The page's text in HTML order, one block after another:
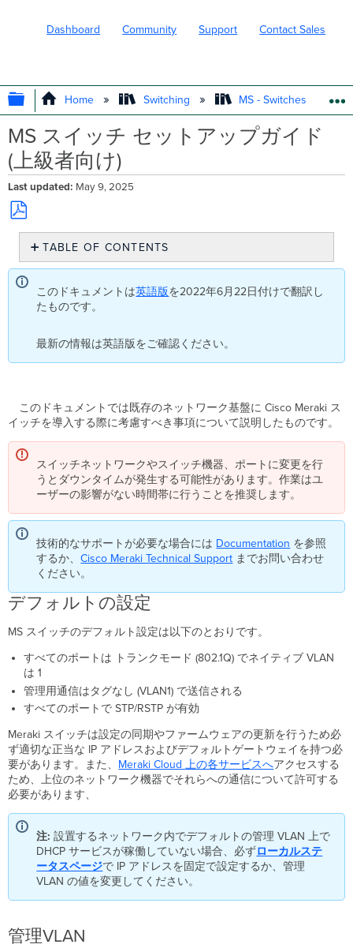
Dashboard Community Support Contact Sales
EXPAND/COLLAPSE GLOBAL
Home Switching MS - Switches
MS スイッチ セットアップガイド
(上級者向け)
Last updated May 9, 2025
Save
PDF
TABLE OF CONTENTS
デ
ォ
ル
の
理
VLAN
Meraki
ダ
ッ
シ
ュ
ボ
ド
設
定
ス
ッ
単
位
ァ
ー
ム
ウ
ェ
ア
ア
ッ
プ
グ
ー
の
このドキュメントは英語版を2022年6月22日付けで翻訳し
たものです。
最新の情報は英語版をご確認ください。
このドキュメントでは既存のネットワーク基盤に Cisco Meraki ス
イッチを導入する際に考慮すべき事項について説明したものです。
スイッチネットワークやスイッチ機器、ポートに変更を行
うとダウンタイムが発生する可能性があります。作業はユ
ーザーの影響がない時間帯に行うことを推奨します。
技術的なサポートが必要な場合には Documentation を参照
するか、Cisco Meraki Technical Support までお問い合わせ
ください。
デフォルトの設定
MS スイッチのデフォルト設定は以下のとおりです。
すべてのポートは トランクモード (802.1Q) でネイティブ VLAN
は 1
管理用通信はタグなし (VLAN1) で送信される
すべてのポートで STP/RSTP が有効
Meraki スイッチは設定の同期やファームウェアの更新を行うため必
ず適切な正当な IP アドレスおよびデフォルトゲートウェイを持つ必
要があります。また、 Meraki Cloud上の各サービスへアクセスする
ため、上位のネットワーク機器でそれらへの通信について許可する
必要があります、
注:設置するネットワーク内でデフォルトの管理 VLAN 上で
DHCP サービスが稼働していない場合、必ずローカルステ
ータスページで IP アドレスを固定で設定するか、管理
VLAN の値を変更してください。
管理VLAN